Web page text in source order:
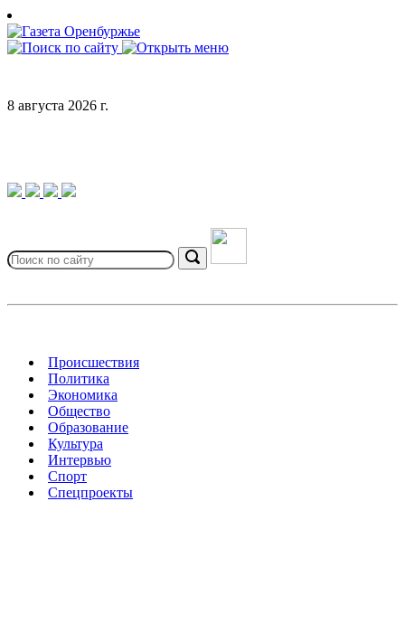
Skip
to
content
8 августа 2026 г.
for:
Search
Происшествия
Политика
Экономика
Общество
Образование
Культура
Интервью
Спорт
Спецпроекты